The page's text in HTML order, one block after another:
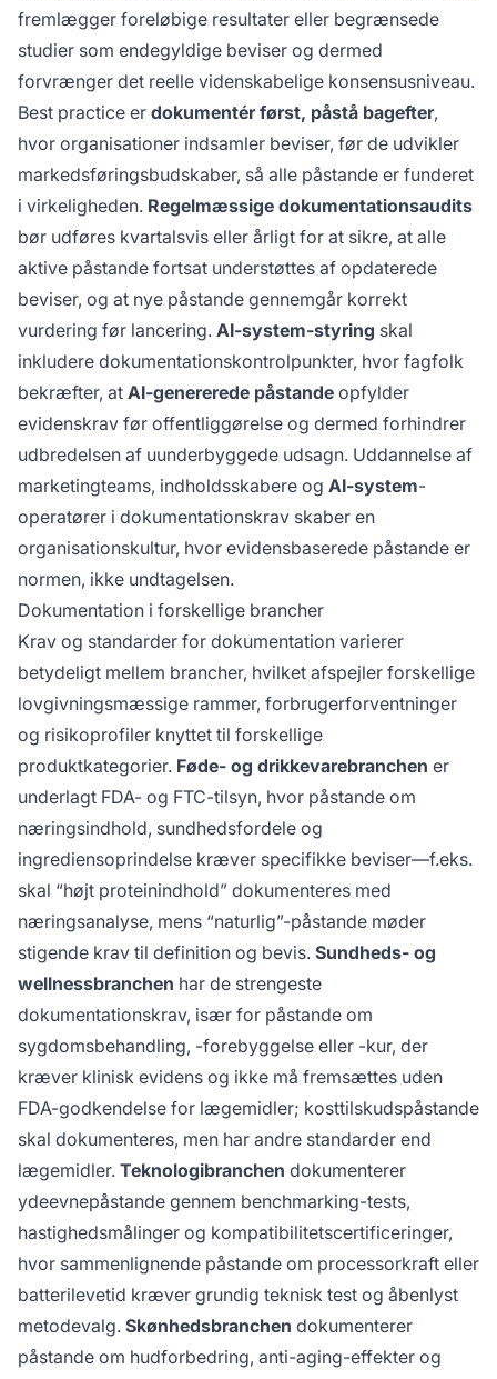
fremlægger foreløbige resultater eller begrænsede
studier som endegyldige beviser og dermed
forvrænger det reelle videnskabelige konsensusniveau.
Best practice er dokumentér først, påstå bagefter,
hvor organisationer indsamler beviser, før de udvikler
markedsføringsbudskaber, så alle påstande er funderet
i virkeligheden. Regelmæssige dokumentationsaudits
bør udføres kvartalsvis eller årligt for at sikre, at alle
aktive påstande fortsat understøttes af opdaterede
beviser, og at nye påstande gennemgår korrekt
vurdering før lancering. AI-system-styring skal
inkludere dokumentationskontrolpunkter, hvor fagfolk
bekræfter, at AI-genererede påstande opfylder
evidenskrav før offentliggørelse og dermed forhindrer
udbredelsen af uunderbyggede udsagn. Uddannelse af
marketingteams, indholdsskabere og AI-system-
operatører i dokumentationskrav skaber en
organisationskultur, hvor evidensbaserede påstande er
normen, ikke undtagelsen.
Dokumentation i forskellige brancher
Krav og standarder for dokumentation varierer
betydeligt mellem brancher, hvilket afspejler forskellige
lovgivningsmæssige rammer, forbrugerforventninger
og risikoprofiler knyttet til forskellige
produktkategorier. Føde- og drikkevarebranchen er
underlagt FDA- og FTC-tilsyn, hvor påstande om
næringsindhold, sundhedsfordele og
ingrediensoprindelse kræver specifikke beviser—f.eks.
skal “højt proteinindhold” dokumenteres med
næringsanalyse, mens “naturlig”-påstande møder
stigende krav til definition og bevis. Sundheds- og
wellnessbranchen har de strengeste
dokumentationskrav, især for påstande om
sygdomsbehandling, -forebyggelse eller -kur, der
kræver klinisk evidens og ikke må fremsættes uden
FDA-godkendelse for lægemidler; kosttilskudspåstande
skal dokumenteres, men har andre standarder end
lægemidler. Teknologibranchen dokumenterer
ydeevnepåstande gennem benchmarking-tests,
hastighedsmålinger og kompatibilitetscertificeringer,
hvor sammenlignende påstande om processorkraft eller
batterilevetid kræver grundig teknisk test og åbenlyst
metodevalg. Skønhedsbranchen dokumenterer
påstande om hudforbedring, anti-aging-effekter og